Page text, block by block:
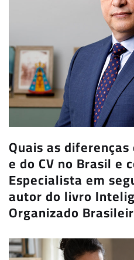
Quais as
e do CV no Brasil e
Especialista em
autor do livro
Organizado